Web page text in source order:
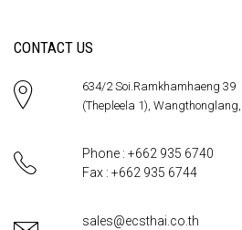
CONTACT US
634/2 Soi.Ramkhamhaeng 39
(Thepleela 1),
Phone : +662 935 6740
Fax : +662 935 6744
sales@ecsthai.co.th